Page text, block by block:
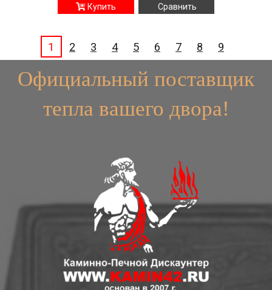
Купить Сравнить
1 2 3 4 5 6 7 8 9
Официальный поставщик
тепла вашего двора!